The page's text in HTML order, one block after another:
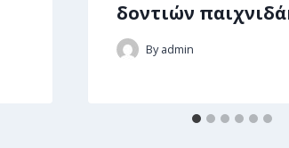
δοντιών
By admin